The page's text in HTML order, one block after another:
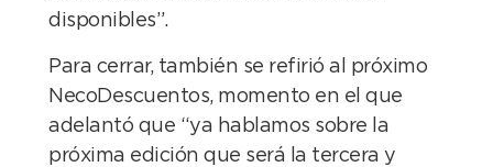
disponibles”.
Para cerrar, también se refirió al próximo
NecoDescuentos, momento en el que
adelantó que “ya hablamos sobre la
próxima edición que será la tercera y